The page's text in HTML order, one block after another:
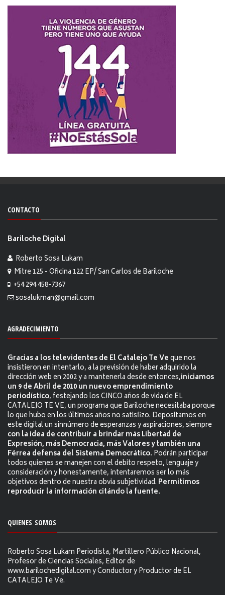
CONTACTO
Bariloche Digital
Roberto Sosa Lukam
Mitre 125 - Oficina 122 EP/ San Carlos de Bariloche
+54 294 458-7367
sosalukman@gmail.com
AGRADECIMIENTO
Gracias a los televidentes de El Catalejo Te Veque nos
insistieron en intentarlo, a la previsión de haber adquirido la
dirección web en 2002 y a mantenerla desde entonces,iniciamos
un 9 de Abril de 2010 un nuevo emprendimiento
periodístico, festejando los CINCO años de vida de EL
CATALEJO TE VE, un programa que Bariloche necesitaba porque
lo que hubo en los últimos años no satisfizo. Depositamos en
este digital un sinnúmero de esperanzas y aspiraciones, siempre
con la idea de contribuir a brindar más Libertad de
Expresión, más Democracia, más Valores y también una
Férrea defensa del Sistema Democrático. Podrán participar
todos quienes se manejen con el debito respeto, lenguaje y
consideración y honestamente, intentaremos ser lo más
objetivos dentro de nuestra obvia subjetividad. Permitimos
reproducir la información citándo la fuente.
QUIENES SOMOS
Roberto Sosa Lukam Periodista, Martillero Público Nacional,
Profesor de Ciencias Sociales, Editor de
www.barilochedigital.com y Conductor y Productor de EL
CATALEJO Te Ve.